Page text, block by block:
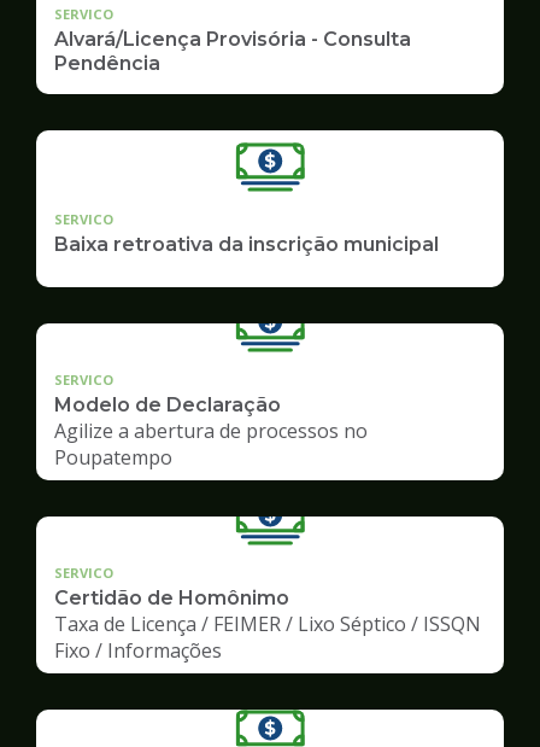
SERVICO
Alvará/Licença Provisória - Consulta
Pendência
SERVICO
Baixa retroativa da inscrição municipal
SERVICO
Modelo de Declaração
Agilize a abertura de processos no
Poupatempo
SERVICO
Certidão de Homônimo
Taxa de Licença / FEIMER / Lixo Séptico / ISSQN
Fixo / Informações